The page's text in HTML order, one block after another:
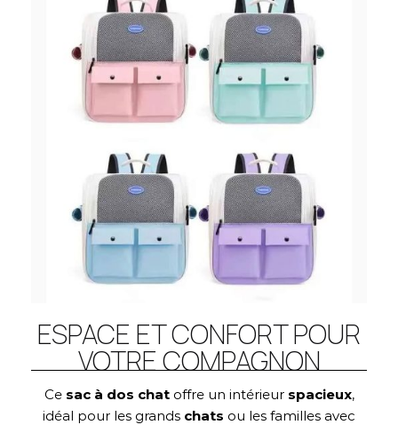
ESPACE ET CONFORT POUR
VOTRE COMPAGNON
Ce sac à dos chatoffre un intérieur spacieux,
idéal pour les grands chats ou les familles avec